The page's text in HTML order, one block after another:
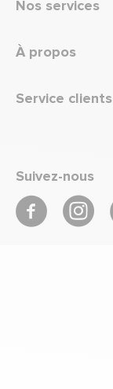
Nos services
À propos
Service clients
Suivez-nous